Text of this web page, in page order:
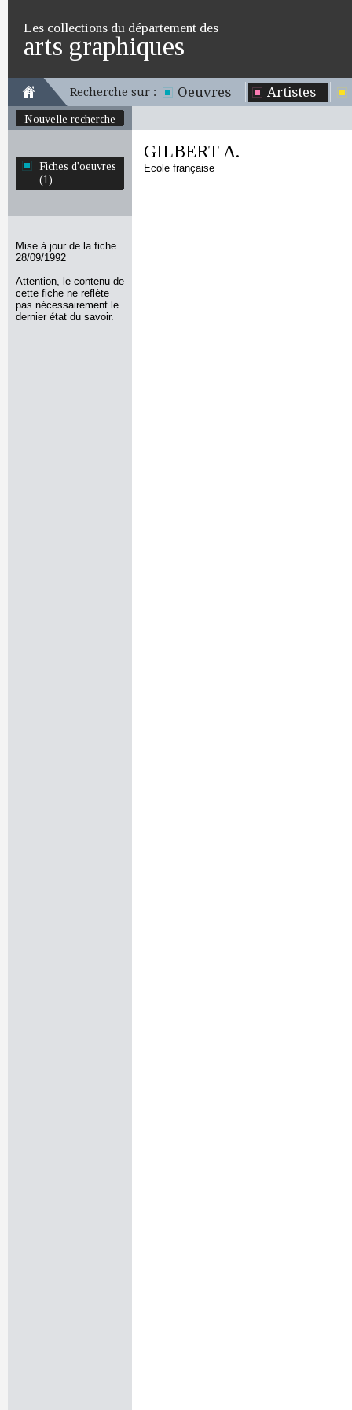
Les collections du département des
arts graphiques
Recherche sur : Oeuvres Artistes
Nouvelle recherche
Fiches d'oeuvres
(1)
Mise à jour de la fiche
28/09/1992
Attention, le contenu de
cette fiche ne reflète
pas nécessairement le
dernier état du savoir.
GILBERT A.
Ecole française